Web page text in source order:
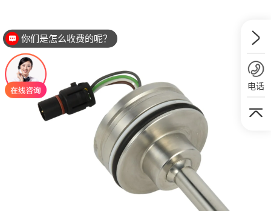
电话
你们是怎么收费的呢？